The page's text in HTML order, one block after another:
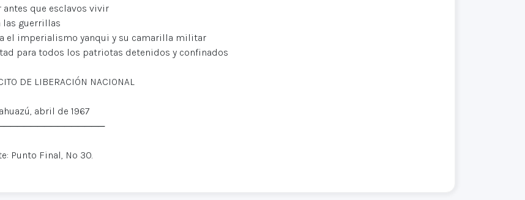
antes que esclavos vivir
las guerrillas
el imperialismo yanqui y su camarilla militar
para todos los patriotas detenidos y confinados
DE LIBERACIÓN NACIONAL
abril de 1967
Punto Final, Nº 30.